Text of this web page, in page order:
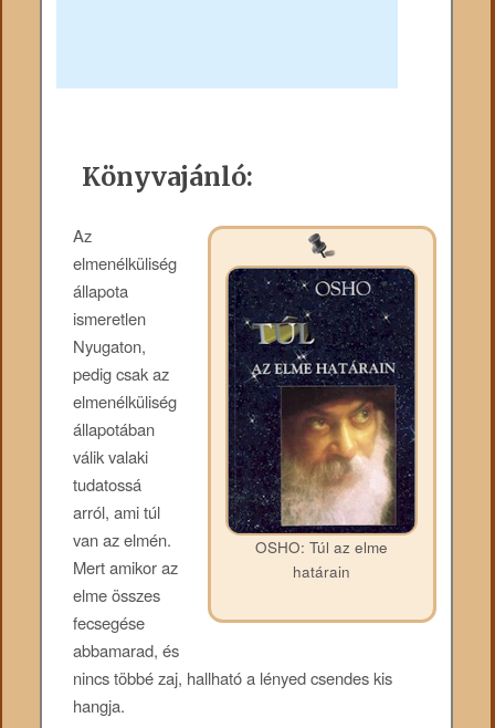
Könyvajánló:
OSHO: Túl az elme
határain
Az
elmenélküliség
állapota
ismeretlen
Nyugaton,
pedig csak az
elmenélküliség
állapotában
válik valaki
tudatossá
arról, ami túl
van az elmén.
Mert amikor az
elme összes
fecsegése
abbamarad, és
nincs többé zaj, hallható a lényed csendes kis
hangja.